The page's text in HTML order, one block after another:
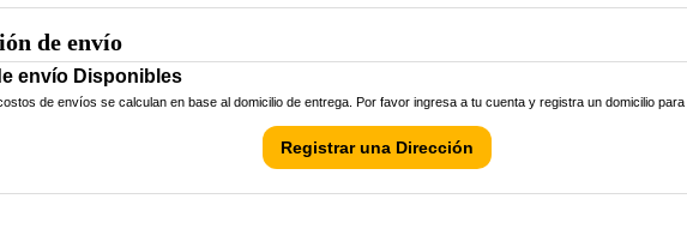
de envío
envío Disponibles
de envíos se calculan en base al domicilio de entrega. Por favor ingresa a tu cuenta y registra un domicilio
Registrar una Dirección